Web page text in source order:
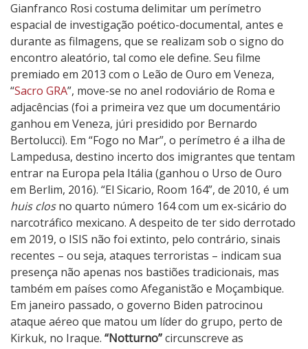
Gianfranco Rosi costuma delimitar um perímetro
espacial de investigação poético-documental, antes e
durante as filmagens, que se realizam sob o signo do
encontro aleatório, tal como ele define. Seu filme
premiado em 2013 com o Leão de Ouro em Veneza,
“Sacro GRA”, move-se no anel rodoviário de Roma e
adjacências (foi a primeira vez que um documentário
ganhou em Veneza, júri presidido por Bernardo
Bertolucci). Em “Fogo no Mar”, o perímetro é a ilha de
Lampedusa, destino incerto dos imigrantes que tentam
entrar na Europa pela Itália (ganhou o Urso de Ouro
em Berlim, 2016). “El Sicario, Room 164”, de 2010, é um
huis closno quarto número 164 com um ex-sicário do
narcotráfico mexicano. A despeito de ter sido derrotado
em 2019, o ISIS não foi extinto, pelo contrário, sinais
recentes – ou seja, ataques terroristas – indicam sua
presença não apenas nos bastiões tradicionais, mas
também em países como Afeganistão e Moçambique.
Em janeiro passado, o governo Biden patrocinou
ataque aéreo que matou um líder do grupo, perto de
Kirkuk, no Iraque. “Notturno”circunscreve as